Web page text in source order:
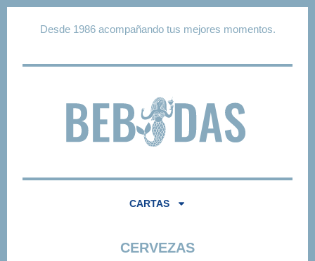
Desde 1986 acompañando tus mejores momentos.
CARTAS
CERVEZAS